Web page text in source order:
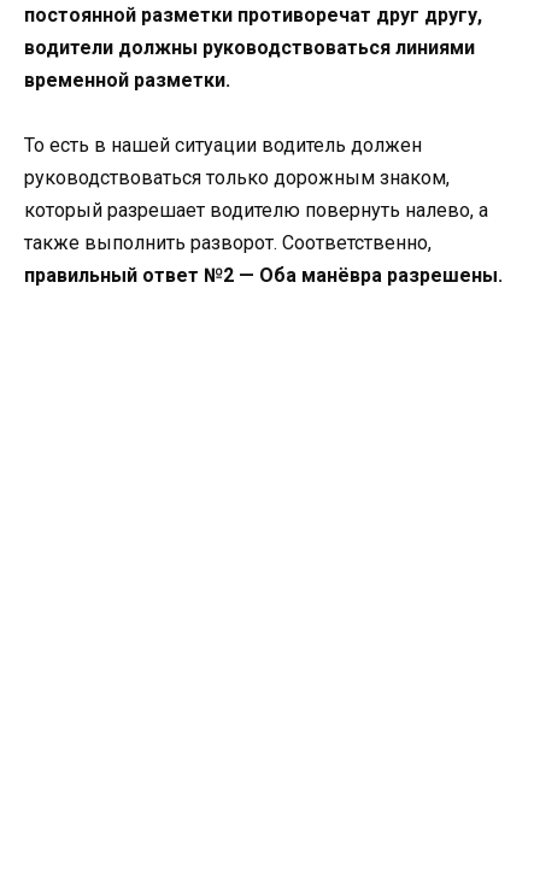
постоянной разметки противоречат друг другу,
водители должны руководствоваться линиями
временной разметки.
То есть в нашей ситуации водитель должен
руководствоваться только дорожным знаком,
который разрешает водителю повернуть налево, а
также выполнить разворот. Соответственно,
правильный ответ №2 — Оба манёвра разрешены.